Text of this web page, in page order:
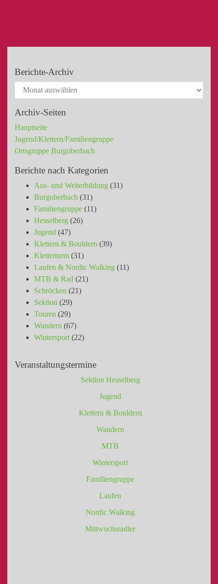
Berichte-Archiv
Archiv-Seiten
Hauptseite
Jugend/Klettern/Familiengruppe
Ortsgruppe Burgoberbach
Berichte nach Kategorien
Aus- und Weiterbildung (31)
Burgoberbach (31)
Familiengruppe (11)
Hesselberg (26)
Jugend (47)
Klettern & Bouldern (39)
Kletterturm (31)
Laufen & Nordic Walking (11)
MTB & Rad (21)
Schröcken (21)
Sektion (29)
Touren (29)
Wandern (67)
Wintersport (22)
Veranstaltungstermine
Sektion Hesselberg
Jugend
Klettern & Bouldern
Wandern
MTB
Wintersport
Familiengruppe
Laufen
Nordic Walking
Mittwochsradler